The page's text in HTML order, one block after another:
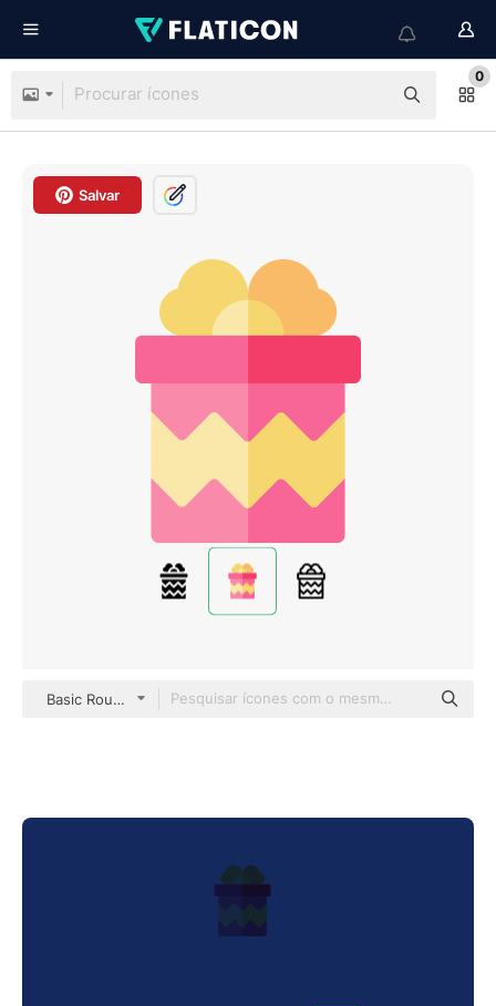
0
Salvar
Basic Rounded Flat